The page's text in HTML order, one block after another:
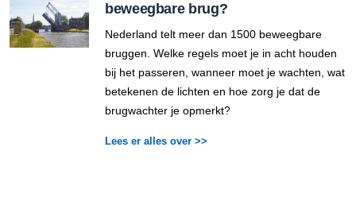
beweegbare brug?
Nederland telt meer dan 1500 beweegbare
bruggen. Welke regels moet je in acht houden
bij het passeren, wanneer moet je wachten, wat
betekenen de lichten en hoe zorg je dat de
brugwachter je opmerkt?
Lees er alles over >>